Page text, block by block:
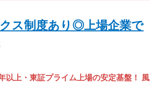
ス制度あり◎上場企業で
上・東証プライム上場の安定基盤！ 風